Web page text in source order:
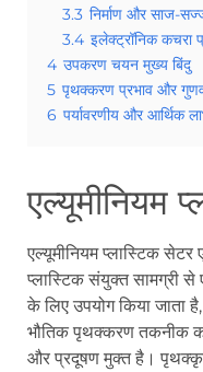
3.3 निर्माण और साज-
3.4 इलेक्ट्रॉनिक कचरा
4 उपकरण चयन मुख्य बिंदु
5 पृथक्करण प्रभाव और
6 पर्यावरणीय और आर्थिक
एल्यूमीनियम
एल्यूमीनियम प्लास्टिक
प्लास्टिक संयुक्त सामग्री
के लिए उपयोग किया जाता
भौतिक पृथक्करण तकनीक
और प्रदूषण मुक्त है।